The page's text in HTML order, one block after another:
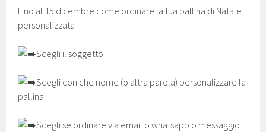
Fino al 15 dicembre come ordinare la tua pallina di Natale
personalizzata
Scegli il soggetto
Scegli con che nome (o altra parola) personalizzare la
pallina
Scegli se ordinare via email o whatsapp o messaggio